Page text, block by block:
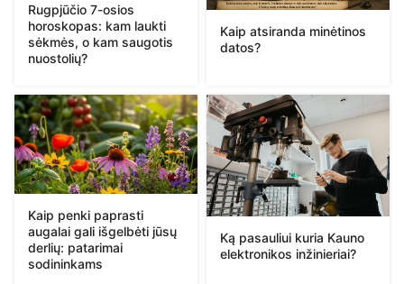
Rugpjūčio 7-osios
horoskopas: kam laukti
sėkmės, o kam saugotis
nuostolių?
Kaip atsiranda minėtinos
datos?
Kaip penki paprasti
augalai gali išgelbėti jūsų
derlių: patarimai
sodininkams
Ką pasauliui kuria Kauno
elektronikos inžinieriai?